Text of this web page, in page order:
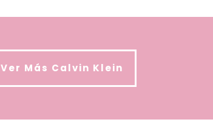
Ver Más Calvin Klein